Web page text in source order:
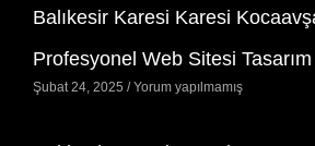
Balıkesir Karesi Karesi
Profesyonel Web Sitesi Tasarım
Şubat 24, 2025 Yorum yapılmamış